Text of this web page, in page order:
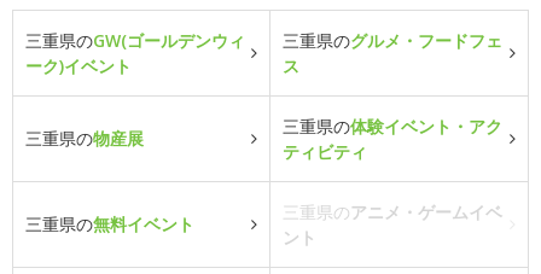
三重県のGW(ゴールデンウィ
ーク)イベント
三重県のグルメ・フードフェ
ス
三重県の物産展
三重県の体験イベント・アク
ティビティ
三重県の無料イベント
三重県のアニメ・ゲームイベ
ント